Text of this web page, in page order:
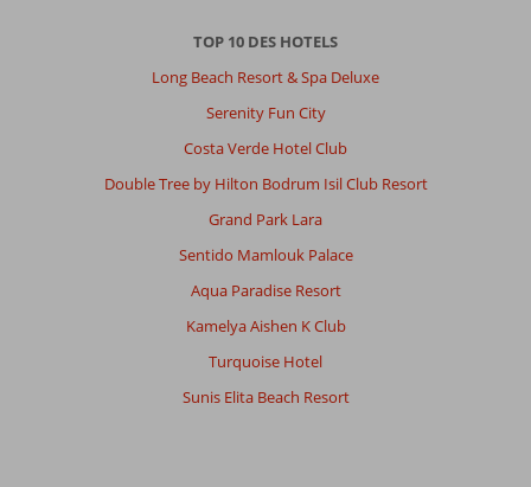
TOP 10 DES HOTELS
Long Beach Resort & Spa Deluxe
Serenity Fun City
Costa Verde Hotel Club
Double Tree by Hilton Bodrum Isil Club Resort
Grand Park Lara
Sentido Mamlouk Palace
Aqua Paradise Resort
Kamelya Aishen K Club
Turquoise Hotel
Sunis Elita Beach Resort